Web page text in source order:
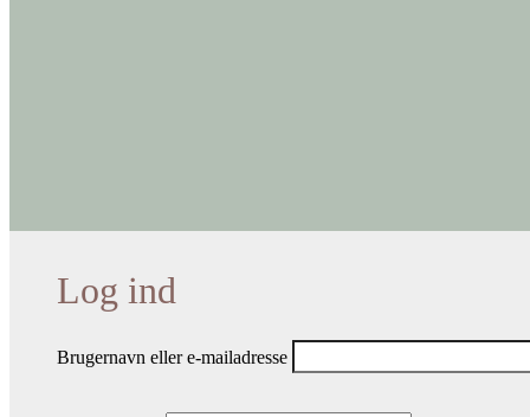
Brugernavn eller e-mailadresse